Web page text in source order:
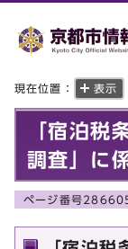
現在位置： 表示
「宿泊税
調査」に
ページ番号